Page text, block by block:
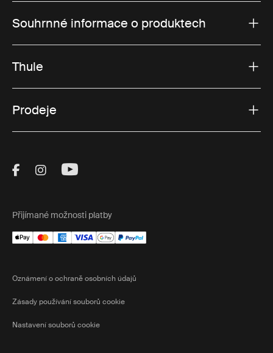
Souhrnné informace o produktech
Thule
Prodeje
Visit Thule on Facebook (external link)
Visit Thule on Instagram (external link)
Visit Thule on Youtube (external
Přijímané možnosti platby
Oznámení o ochraně osobních údajů
Zásady používání souborů cookie
Nastavení souborů cookie